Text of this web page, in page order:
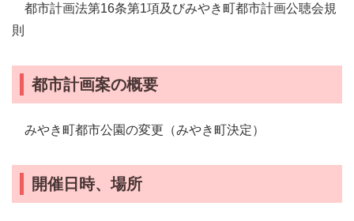
都市計画法第16条第1項及びみやき町都市計画公聴会規
則
都市計画案の概要
みやき町都市公園の変更（みやき町決定）
開催日時、場所